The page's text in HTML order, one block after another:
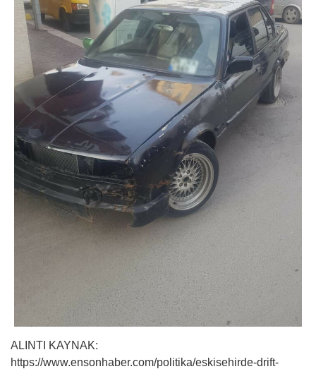
ALINTI KAYNAK:
https://www.ensonhaber.com/politika/eskisehirde-drift-